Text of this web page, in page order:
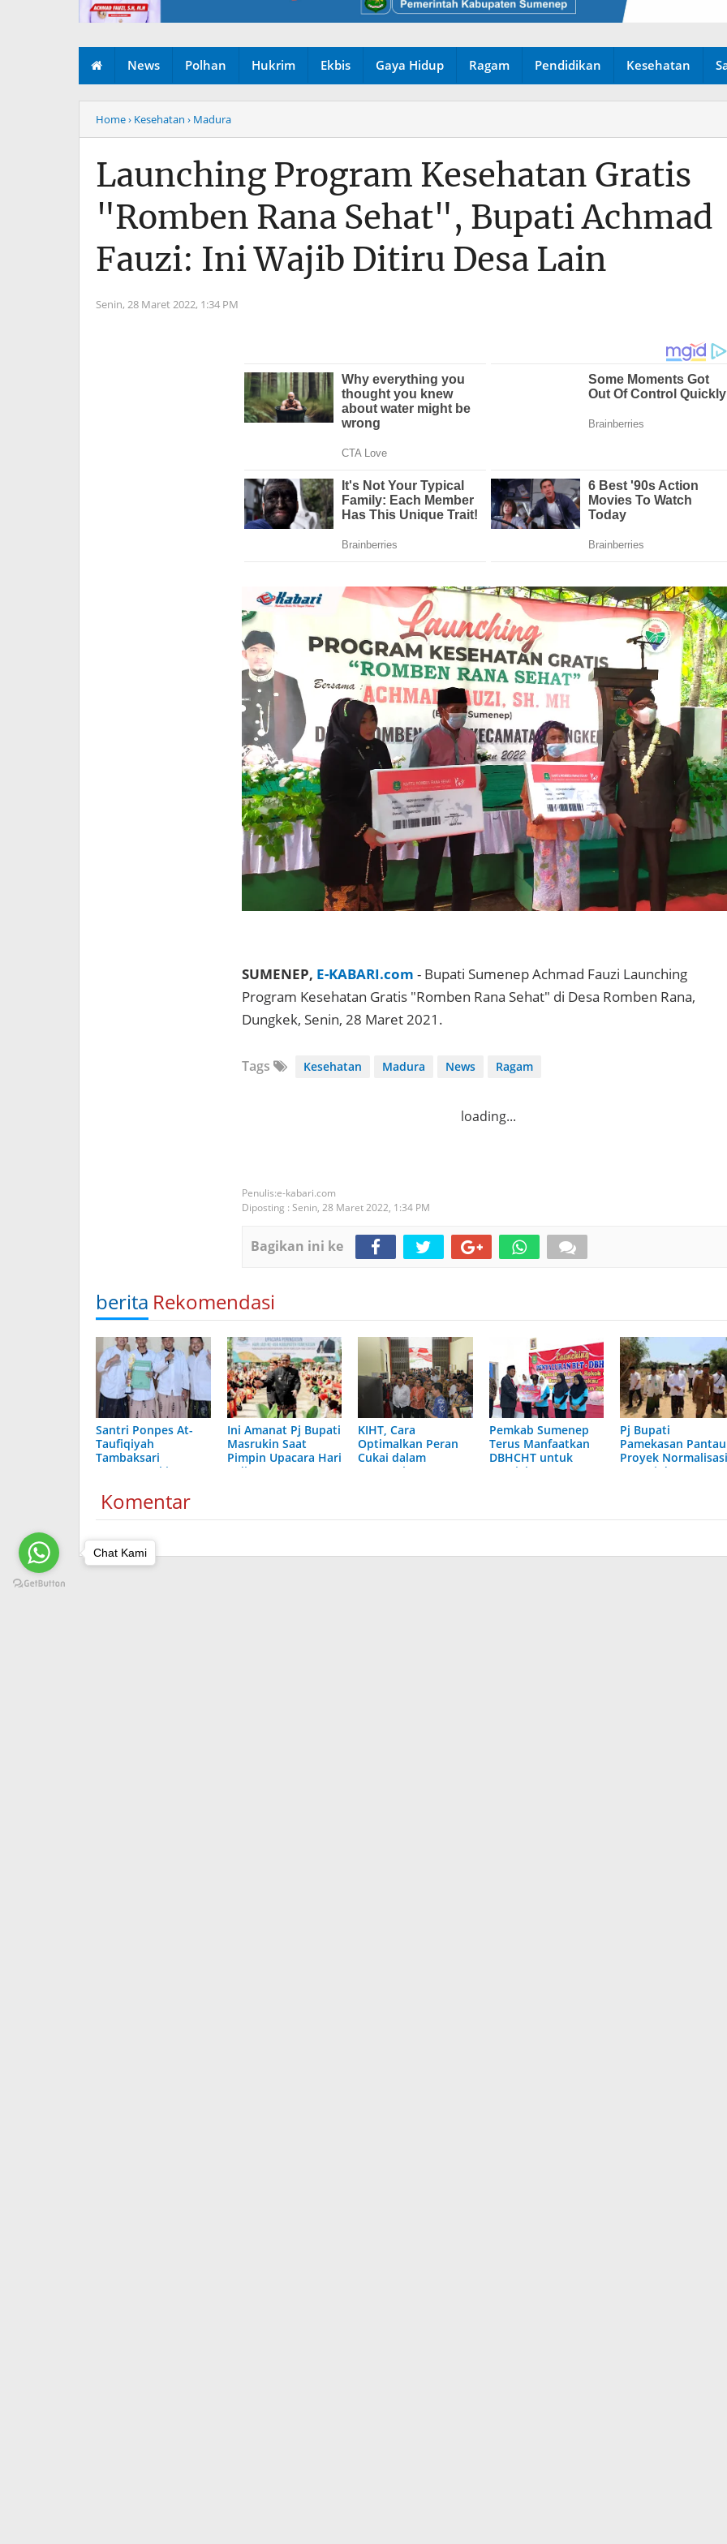
News Polhan Hukrim Ekbis Gaya Hidup Ragam Pendidikan Kesehatan
Home› Kesehatan › Madura
Launching Program Kesehatan Gratis
"Romben Rana Sehat", Bupati Achmad
Fauzi: Ini Wajib Ditiru Desa Lain
Senin, 28 Maret 2022, 1:34 PM
SUMENEP, E-KABARI.com - Bupati Sumenep Achmad Fauzi Launching
Program Kesehatan Gratis "Romben Rana Sehat" di Desa Romben Rana,
Dungkek, Senin, 28 Maret 2021.
Tags Kesehatan Madura News Ragam
loading...
e-kabari.com
Diposting : Senin, 28 Maret 2022, 1:34 PM
Bagikan ini ke
berita Rekomendasi
Santri Ponpes At-
Taufiqiyah
Tambaksari
Sumenep Ukir
Madura
Ini Amanat Pj Bupati
Masrukin Saat
Pimpin Upacara Hari
Jadi Ke-494
KIHT, Cara
Optimalkan Peran
Cukai dalam
Pengembangan
Pemkab Sumenep
Terus Manfaatkan
DBHCHT untuk
Kesejahteraan
Pj Bupati
Pamekasan Pantau
Proyek
Sungai dan
Komentar
Chat Kami